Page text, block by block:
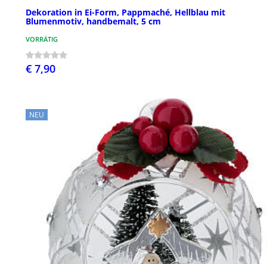
Dekoration in Ei-Form, Pappmaché, Hellblau mit
Blumenmotiv, handbemalt, 5 cm
VORRÄTIG
€ 7,90
NEU